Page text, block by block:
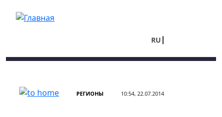
RU
РЕГИОНЫ 10:54, 22.07.2014